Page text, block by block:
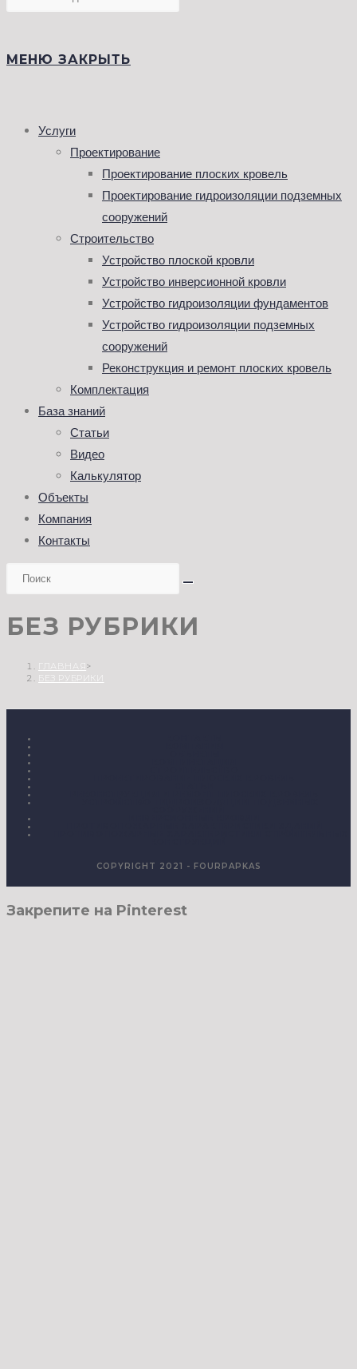
ПОИСК
САЙТУ
на
МЕНЮ ЗАКРЫТЬ
Услуги
Проектирование
Проектирование плоских кровель
Проектирование гидроизоляции подземных
сооружений
Строительство
Устройство плоской кровли
Устройство инверсионной кровли
Устройство гидроизоляции фундаментов
Устройство гидроизоляции подземных
сооружений
Реконструкция и ремонт плоских кровель
Комплектация
База знаний
Статьи
Видео
Калькулятор
Объекты
Компания
Контакты
БЕЗ РУБРИКИ
ГЛАВНАЯ>
БЕЗ РУБРИКИ
COPYRIGHT 2021 - FOURPAPKAS
Закрепите на Pinterest